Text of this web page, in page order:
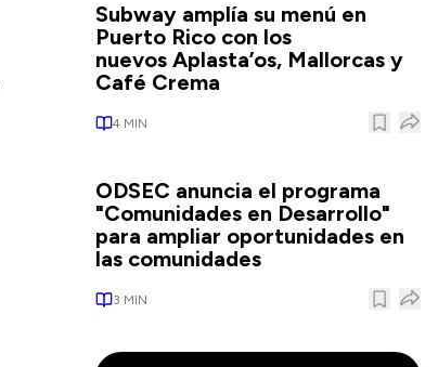
Subway amplía su menú en
Puerto Rico con los
nuevos Aplasta’os, Mallorcas y
Café Crema
4 MIN
ODSEC anuncia el programa
"Comunidades en Desarrollo"
para ampliar oportunidades en
las comunidades
3 MIN